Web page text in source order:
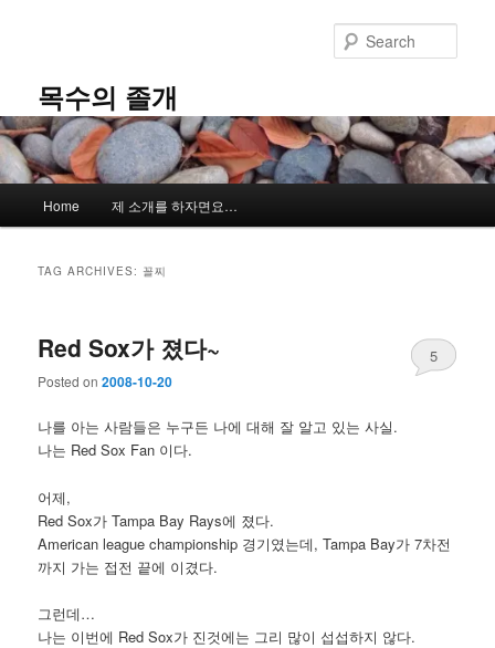
content
content목수의 졸개
Home 제 소개를 하자면요…
TAG ARCHIVES:꼴찌
Red Sox가 졌다~
Posted on2008-10-20
5
나를 아는 사람들은 누구든 나에 대해 잘 알고 있는 사실.
나는 Red Sox Fan 이다.
어제,
Red Sox가 Tampa Bay Rays에 졌다.
American league championship 경기였는데, Tampa Bay가 7차전
까지 가는 접전 끝에 이겼다.
그런데…
나는 이번에 Red Sox가 진것에는 그리 많이 섭섭하지 않다.